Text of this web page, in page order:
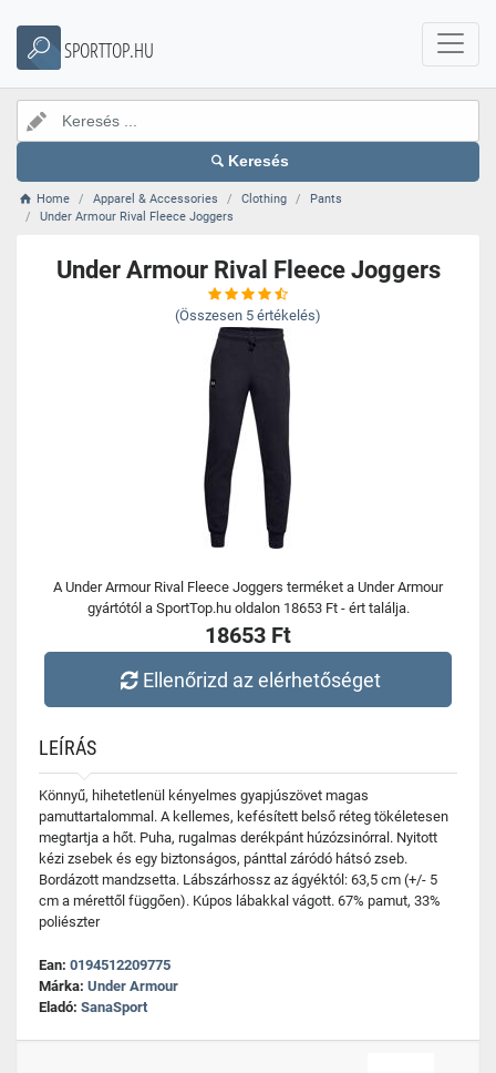
SPORTTOP.HU
Keresés
Home Apparel & Accessories Clothing
Pants
Under Armour Rival Fleece Joggers
Under Armour Rival Fleece Joggers
(Összesen 5 értékelés)
A Under Armour Rival Fleece Joggers terméket a Under Armour
gyártótól a SportTop.hu oldalon 18653 Ft - ért találja.
18653 Ft
Ellenőrizd az elérhetőséget
LEÍRÁS
Könnyű, hihetetlenül kényelmes gyapjúszövet magas
pamuttartalommal. A kellemes, kefésített belső réteg tökéletesen
megtartja a hőt. Puha, rugalmas derékpánt húzózsinórral. Nyitott
kézi zsebek és egy biztonságos, pánttal záródó hátsó zseb.
Bordázott mandzsetta. Lábszárhossz az ágyéktól: 63,5 cm (+/- 5
cm a mérettől függően). Kúpos lábakkal vágott. 67% pamut, 33%
poliészter
Ean: 0194512209775
Márka: Under Armour
Eladó: SanaSport